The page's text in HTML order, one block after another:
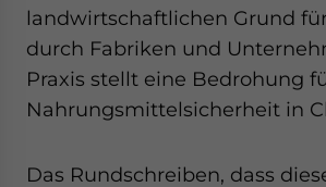
landwirtschaftlichen Grund
durch Fabriken und
Praxis stellt eine Bedrohung
Nahrungsmittelsicherheit in
Das Rundschreiben, dass